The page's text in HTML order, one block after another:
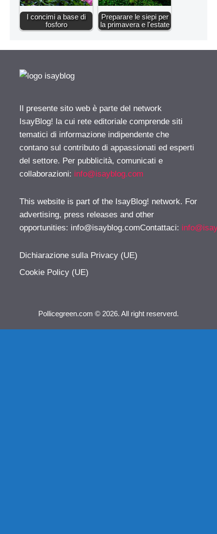
I concimi a base di
fosforo
Preparare le siepi per
la primavera e l'estate
Il presente sito web è parte del network
IsayBlog! la cui rete editoriale comprende siti
tematici di informazione indipendente che
contano sul contributo di appassionati ed esperti
del settore. Per pubblicità, comunicati e
collaborazioni: info@isayblog.com
This website is part of the IsayBlog! network. For
advertising, press releases and other
opportunities: info@isayblog.comContattaci:
Dichiarazione sulla Privacy (UE)
Cookie Policy (UE)
Pollicegreen.com © 2026. All right reserverd.